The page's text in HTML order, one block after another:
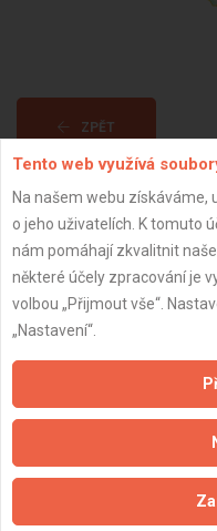
ZPĚT
Aktualizováno z
Naše
Zpracování a
Zásady pro
Tento web využívá
Na našem webu
o jeho uživatelích. K tomuto
nám pomáhají zkvalitnit
některé účely zpracování je
volbou „Přijmout vše“.
„Nastavení“.